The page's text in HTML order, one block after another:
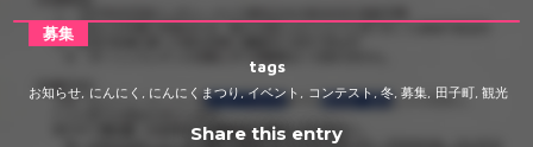
募集
tags
お知らせ にんにく にんにくまつり, イベント コンテスト, 冬, 募集 田子町 観光
Share this entry